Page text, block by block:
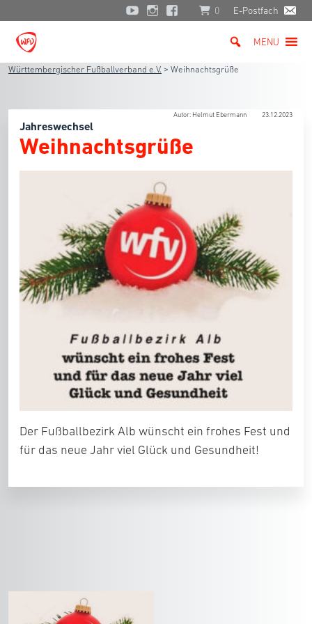
0 E-Postfach
MENU
Württembergischer Fußballverband e.V. > Weihnachtsgrüße
Autor: Helmut Ebermann 23.12.2023
Jahreswechsel
Weihnachtsgrüße
Der Fußballbezirk Alb wünscht ein frohes Fest und
für das neue Jahr viel Glück und Gesundheit!